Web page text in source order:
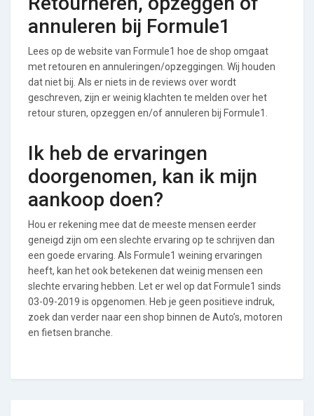
annuleren bij Formule1
Lees op de website van Formule1 hoe de shop omgaat
met retouren en annuleringen/opzeggingen. Wij houden
dat niet bij. Als er niets in de reviews over wordt
geschreven, zijn er weinig klachten te melden over het
retour sturen, opzeggen en/of annuleren bij Formule1.
Ik heb de ervaringen
doorgenomen, kan ik mijn
aankoop doen?
Hou er rekening mee dat de meeste mensen eerder
geneigd zijn om een slechte ervaring op te schrijven dan
een goede ervaring. Als Formule1 weining ervaringen
heeft, kan het ook betekenen dat weinig mensen een
slechte ervaring hebben. Let er wel op dat Formule1 sinds
03-09-2019 is opgenomen. Heb je geen positieve indruk,
zoek dan verder naar een shop binnen de Auto’s, motoren
en fietsen branche.